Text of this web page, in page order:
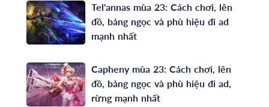
Tel'annas mùa 23: Cách chơi, lên
đồ, bảng ngọc và phù hiệu đi ad
mạnh nhất
Capheny mùa 23: Cách chơi, lên
đồ, bảng ngọc và phù hiệu đi ad,
rừng mạnh nhất